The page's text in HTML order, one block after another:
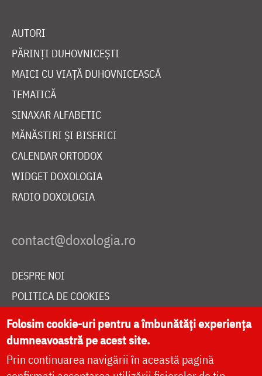
AUTORI
PĂRINȚI DUHOVNICEȘTI
MAICI CU VIAȚĂ DUHOVNICEASCĂ
TEMATICĂ
SINAXAR ALFABETIC
MĂNĂSTIRI ȘI BISERICI
CALENDAR ORTODOX
WIDGET DOXOLOGIA
RADIO DOXOLOGIA
DESPRE NOI
POLITICA DE COOKIES
DONEAZĂ ONLINE PENTRU CATEDRALA NAȚIONALĂ
LIVE
Folosim cookie-uri pentru a îmbunătăți experiența
dumneavoastră pe acest site.
Prin continuarea navigării în această pagină